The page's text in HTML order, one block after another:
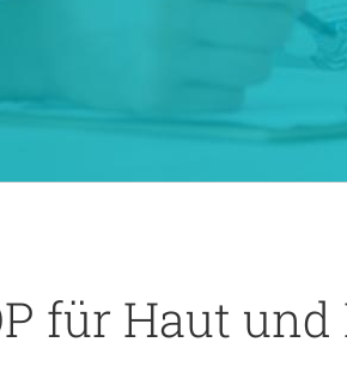
für Haut und